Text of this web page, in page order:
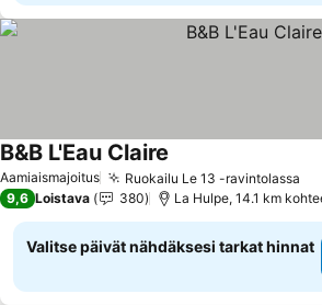
Aamiaismajoitus Ruokailu Le 13 -ravintolassa
B&B L'Eau Claire
9,6 Loistava 380 La Hulpe, 14.1 km
Valitse päivät nähdäksesi tarkat hinnat